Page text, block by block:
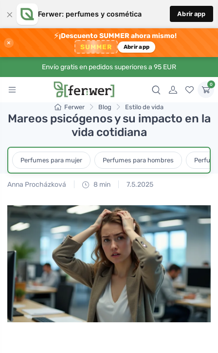
× Ferwer: perfumes y cosmética Abrir app
×
⚡¡Descuento SUMMER ahora mismo!
SUMMER Abrir app
Envío gratis en pedidos superiores a 95 EUR
0
Ferwer Blog Estilo de vida
Mareos psicógenos y su impacto en la
vida cotidiana
Perfumes para mujer Perfumes para hombres
Anna Procházková 8 min 7.5.2025